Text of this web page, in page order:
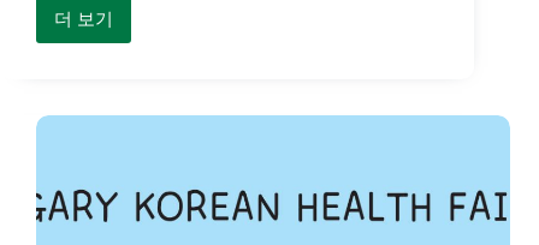
더 보기
CKHF
Media